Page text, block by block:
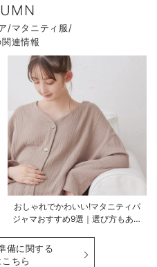
/マタニティ服/
連情報
おしゃれでかわいい!マタニティパ
ジャマおすすめ9選｜選び方もあわ
備に関する
ちら